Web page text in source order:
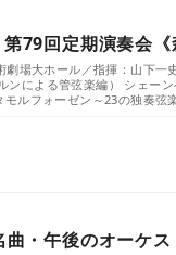
79回定期演奏会
劇場大ホール／指揮：山下一
ンによる管弦楽編） シェー
ルフォーゼン～23の独奏弦
・午後のオーケス